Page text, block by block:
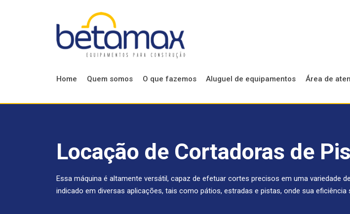
Home Quem somos O que fazemos Aluguel de equipamentos Área de
Locação
Locação
Locação de Cortadoras de
Essa máquina é altamente versátil, capaz de efetuar cortes precisos em uma variedade
indicado em diversas aplicações, tais como pátios, estradas e pistas, onde sua eficiência